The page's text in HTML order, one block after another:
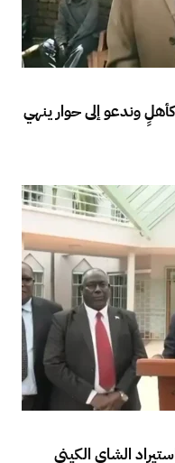
وندعو إلى حوار ينهي
الشاي الكيني